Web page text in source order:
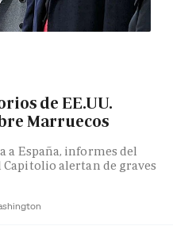
de EE.UU.
Marruecos
a España, informes del
alertan de graves